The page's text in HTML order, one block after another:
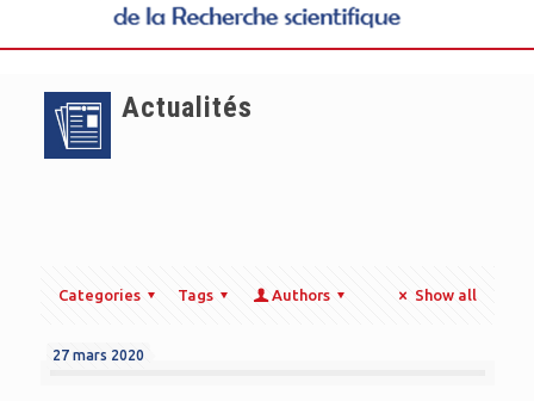
Actualités
Categories Tags Authors Show all
27 mars 2020